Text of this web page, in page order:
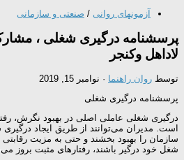
آزمونهای روانی / صنعتی و سازمانی
پرسشنامه درگیری شغلی ،
لاداهل وكنجر
توسط روان راهنما · نوامبر 15, 2019
پرسشنامه درگیری شغلی
درگیری شغلی عاملی اصلی در بهبود نگرش،
است. مدیران می‌توانند از طریق ایجاد درگیری
سازمان را بهبود بخشند و حتی به مزیت رقابتی
شغل خود درگیر باشند، رفتارهای مثبت بروز